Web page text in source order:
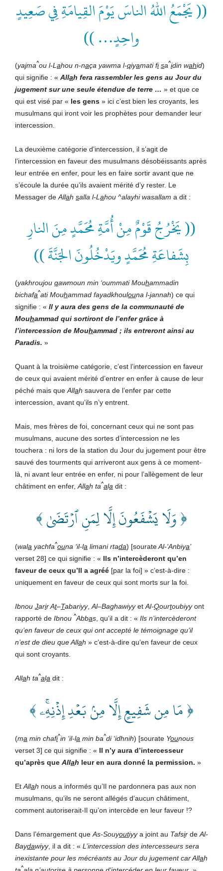
(( يَجْمَعُ اللهُ الناسَ يَوْمَ القِيامَةِ فِي صَعِيدٍ
واحِدٍ… ))
(yajma^ou l-L ahou n-naça yawma l-qiyamati fi sa^idin wahid)
qui signifie : « Allah fera rassembler les gens au Jour du
jugement sur une seule étendue de terre … » et que ce
qui est visé par « les gens » ici c’est bien les croyants, les
musulmans qui iront voir les prophètes pour demander leur
intercession.
La deuxième catégorie d’intercession, il s’agit de
l’intercession en faveur des musulmans désobéissants après
leur entrée en enfer, pour les en faire sortir avant que ne
s’écoule la durée qu’ils avaient mérité d’y rester. Le
Messager de Allah salla l-L ahou ^alayhi wasallam a dit :
(( يَخْرُجُ قَوْمٌ مِنْ أُمَّةِ مُحَمَّدٍ مِنَ النارِ
بِشَفاعَةِ مُحَمَّدٍ ويَدْخُلُونَ الجَنَّةَ ))
(yakhroujou qawmoun min ‘oummati Mouhammadin
bichafa^ati Mouhammad fayadkhoulouna l-jannah) ce qui
signifie : « Il y aura des gens de la communauté de
Mouhammad qui sortiront de l’enfer grâce à
l’intercession de Mouhammad ; ils entreront ainsi au
Paradis. »
Quant à la troisième catégorie, c’est l’intercession en faveur
de ceux qui avaient mérité d’entrer en enfer à cause de leur
péché mais que Allah sauvera de l’enfer par cette
intercession, avant qu’ils n’y entrent.
Mais, mes frères de foi, concernant ceux qui ne sont pas
musulmans, aucune des sortes d’intercession ne les
touchera : ni lors de la station du Jour du jugement pour être
sauvé des tourments qui arriveront aux gens à ce moment-
là, ni avant leur entrée en enfer, ni pour l’allègement de leur
châtiment en enfer, Allah ta^ala dit :
﴿ وَلَا يَشۡفَعُونَ إِلَّا لِمَنِ ٱرۡتَضَىٰ ﴾
(wala yachfa^ouna ‘il-la limani rtada) [sourateAl-‘Anbiya’
verset 28] ce qui signifie : « Ils n’intercèderont qu’en
faveur de ceux qu’Il a agréé [par la foi] » c’est-à-dire :
uniquement en faveur de ceux qui sont morts sur la foi.
Ibnou Jarir At–Tabariyy, Al–Baghawiyyet Al-Qourtoubiyyont
rapporté de Ibnou ^Abbas , qu’il a dit : « Ils n’intercèderont
qu’en faveur de ceux qui ont accepté le témoignage qu’il
n’est de dieu que Allah » c’est-à-dire qu’en faveur de ceux
qui sont croyants.
Allah ta^ala dit :
﴿ مَا مِن شَفِيعٍ إِلَّا مِنۢ بَعۡدِ إِذۡنِهِۦۚ ﴾
(ma min chafi^in ‘il-la min ba^di ‘idhnih) [sourate Younous
verset 3] ce qui signifie : « Il n’y aura d’intercesseur
qu’après que Allah leur en aura donné la permission. »
Et Allah nous a informés qu’Il ne pardonnera pas aux non
musulmans, qu’ils ne seront allégés d’aucun châtiment,
comment autoriserait-Il qu’on intercède en leur faveur !?
Dans l’émargement que As-Souyoutiyya joint au Tafsir de Al-
Baydawiyy, il a dit : « L’intercession des intercesseurs sera
inexistante pour les mécréants au Jour du jugement car Allah
^